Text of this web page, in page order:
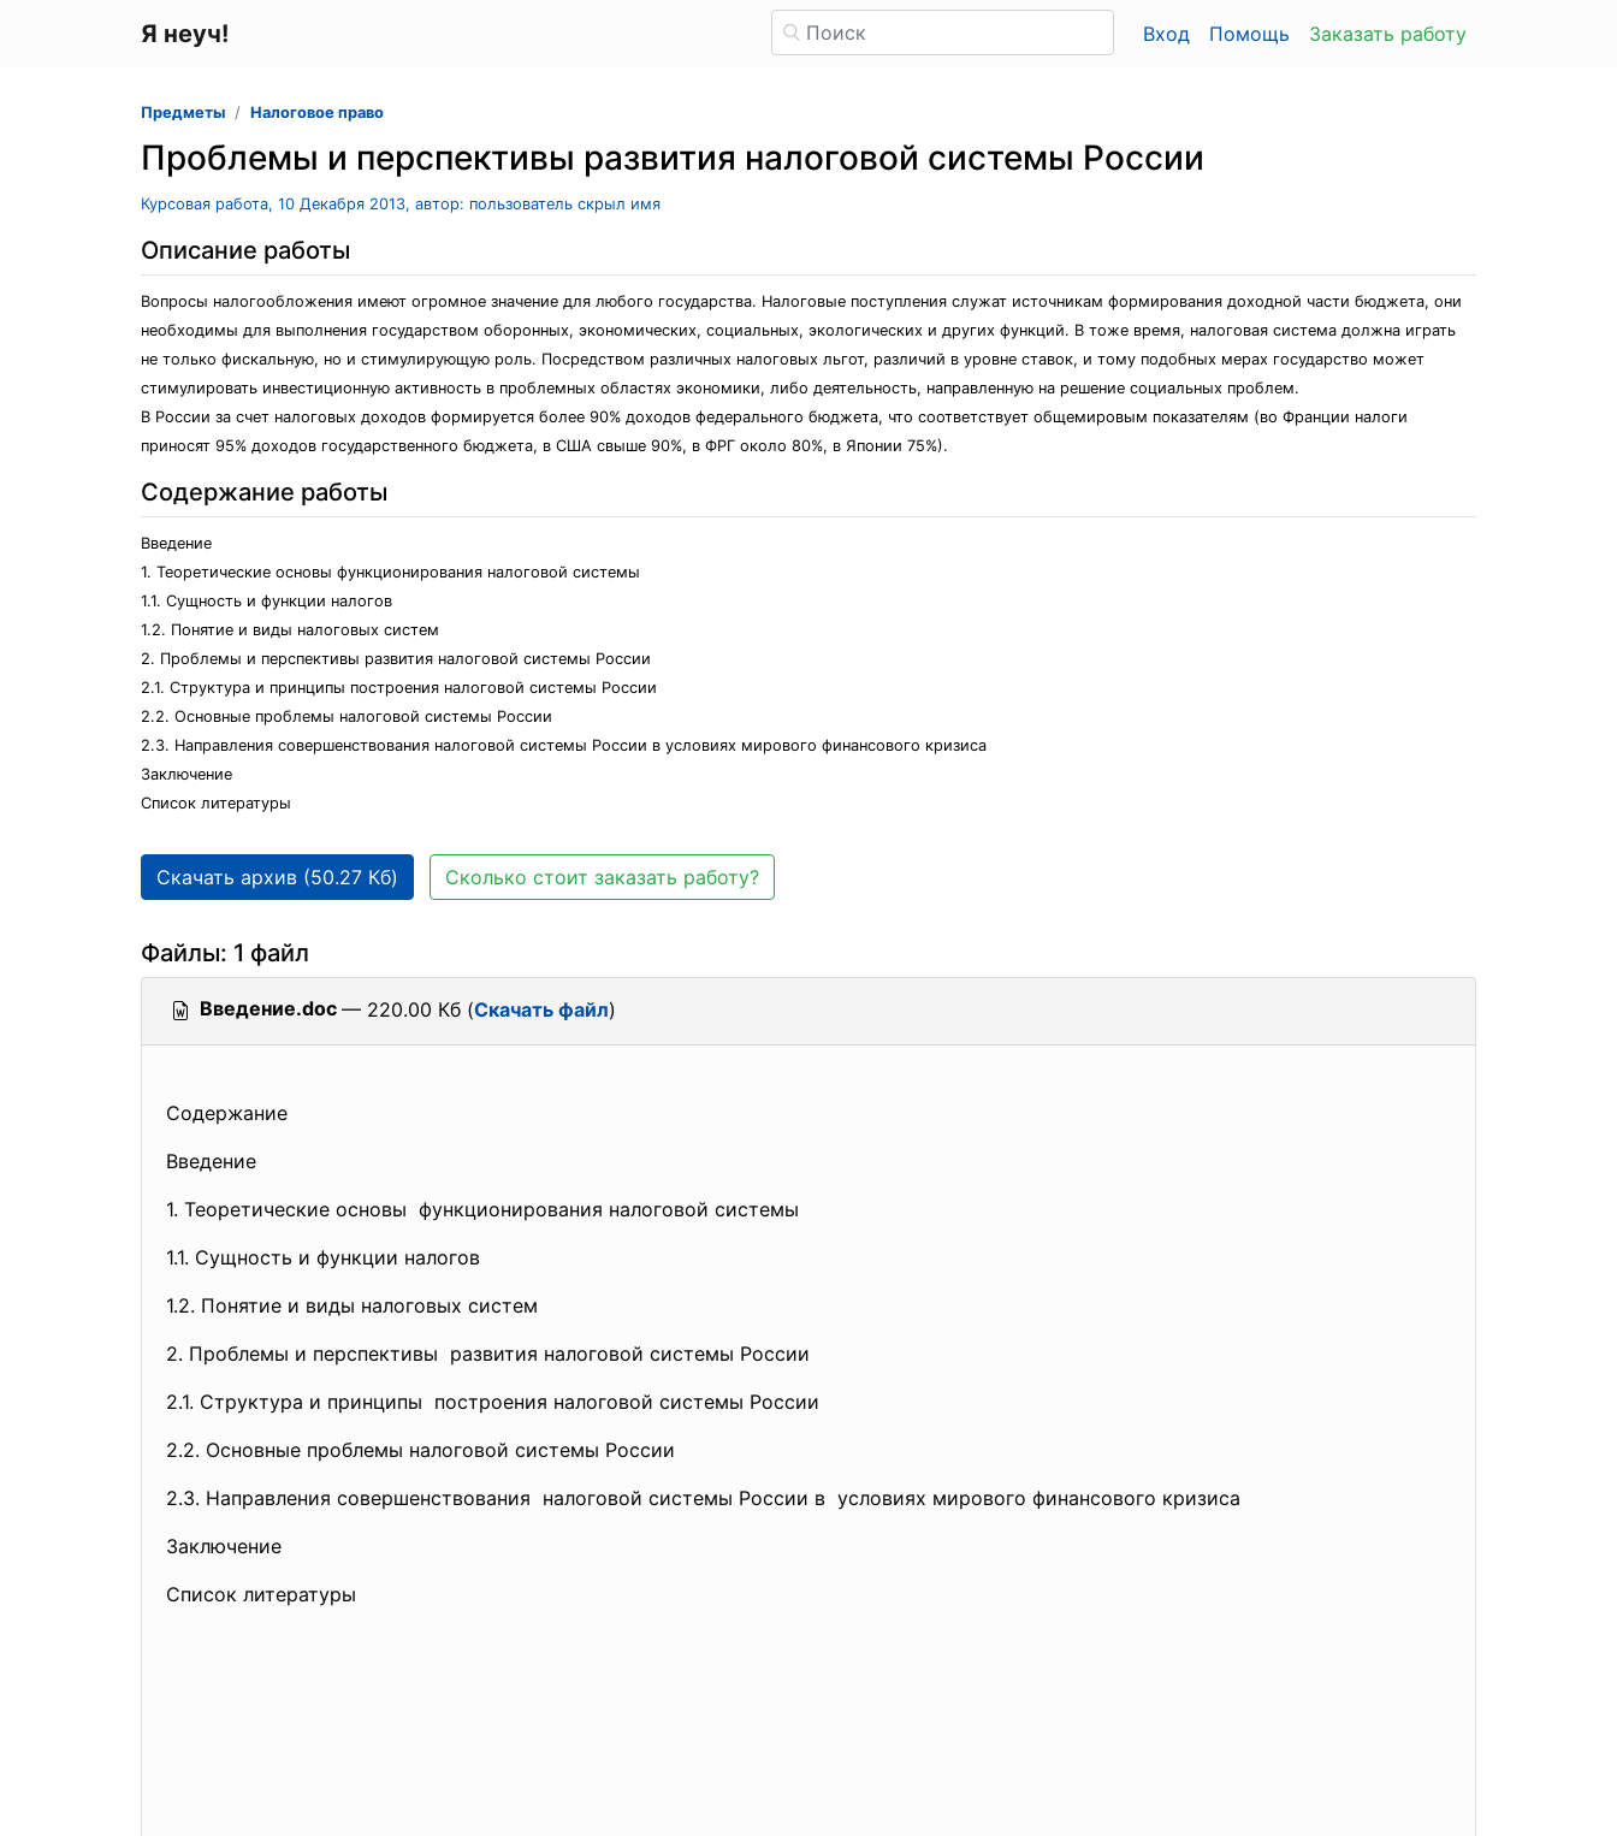
Я неуч! Вход Помощь Заказать работу
Предметы Налоговое право
Проблемы и перспективы развития налоговой системы России
Курсовая работа, 10 Декабря 2013, автор: пользователь скрыл имя
Описание работы
Вопросы налогообложения имеют огромное значение для любого государства. Налоговые поступления служат источникам формирования доходной части бюджета, они
необходимы для выполнения государством оборонных, экономических, социальных, экологических и других функций. В тоже время, налоговая система должна играть
не только фискальную, но и стимулирующую роль. Посредством различных налоговых льгот, различий в уровне ставок, и тому подобных мерах государство может
стимулировать инвестиционную активность в проблемных областях экономики, либо деятельность, направленную на решение социальных проблем.
В России за счет налоговых доходов формируется более 90% доходов федерального бюджета, что соответствует общемировым показателям (во Франции налоги
приносят 95% доходов государственного бюджета, в США свыше 90%, в ФРГ около 80%, в Японии 75%).
Содержание работы
Введение
1. Теоретические основы функционирования налоговой системы
1.1. Сущность и функции налогов
1.2. Понятие и виды налоговых систем
2. Проблемы и перспективы развития налоговой системы России
2.1. Структура и принципы построения налоговой системы России
2.2. Основные проблемы налоговой системы России
2.3. Направления совершенствования налоговой системы России в условиях мирового финансового кризиса
Заключение
Список литературы
Скачать архив (50.27 Кб) Сколько стоит заказать работу?
Файлы: 1 файл
Введение.doc — 220.00 Кб (Скачать файл)
Содержание
Введение
1. Теоретические основы функционирования налоговой системы
1.1. Сущность и функции налогов
1.2. Понятие и виды налоговых систем
2. Проблемы и перспективы развития налоговой системы России
2.1. Структура и принципы построения налоговой системы России
2.2. Основные проблемы налоговой системы России
2.3. Направления совершенствования налоговой системы России в условиях мирового финансового кризиса
Заключение
Список литературы